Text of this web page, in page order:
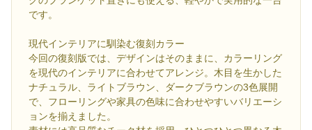
です。
現代インテリアに馴染む復刻カラー
今回の復刻版では、デザインはそのままに、カラーリング
を現代のインテリアに合わせてアレンジ。木目を生かした
ナチュラル、ライトブラウン、ダークブラウンの3色展開
で、フローリングや家具の色味に合わせやすいバリエーシ
ョンを揃えました。